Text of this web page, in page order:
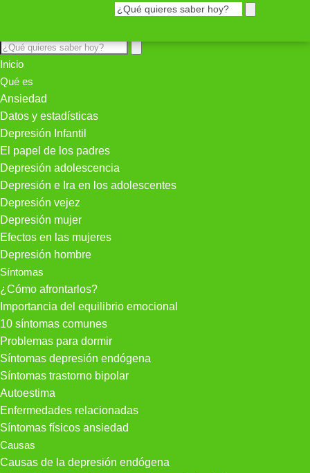
Inicio
Qué es
Ansiedad
Datos y estadísticas
Depresión Infantil
El papel de los padres
Depresión adolescencia
Depresión e Ira en los adolescentes
Depresión vejez
Depresión mujer
Efectos en las mujeres
Depresión hombre
Síntomas
¿Cómo afrontarlos?
Importancia del equilibrio emocional
10 síntomas comunes
Problemas para dormir
Síntomas depresión endógena
Síntomas trastorno bipolar
Autoestima
Enfermedades relacionadas
Síntomas físicos ansiedad
Causas
Causas de la depresión endógena